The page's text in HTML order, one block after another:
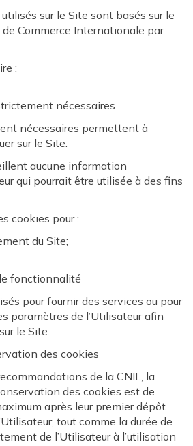
sur le Site sont basés sur le
Commerce Internationale par
;
nécessaires
nécessaires permettent à
sur le Site.
aucune information
qui pourrait être utilisée à des fins
cookies pour :
du Site;
fonctionnalité
pour fournir des services ou pour
paramètres de l’Utilisateur afin
le Site.
des cookies
de la CNIL, la
des cookies est de
après leur premier dépôt
tout comme la durée de
de l’Utilisateur à l’utilisation